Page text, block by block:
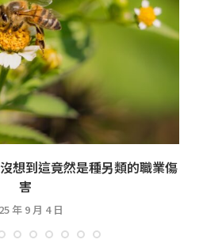
想到這竟然是種另類的職業傷
害
年 9 月 4 日